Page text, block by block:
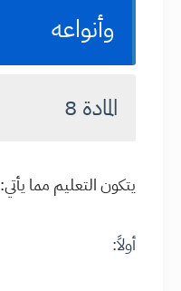
وأنواعه
المادة 8
يتكون التعليم مما يأتي:
أولاً: